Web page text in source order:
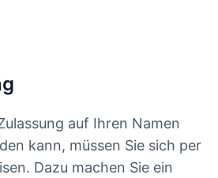
auf Ihren Namen
kann, müssen Sie sich per
Dazu machen Sie ein